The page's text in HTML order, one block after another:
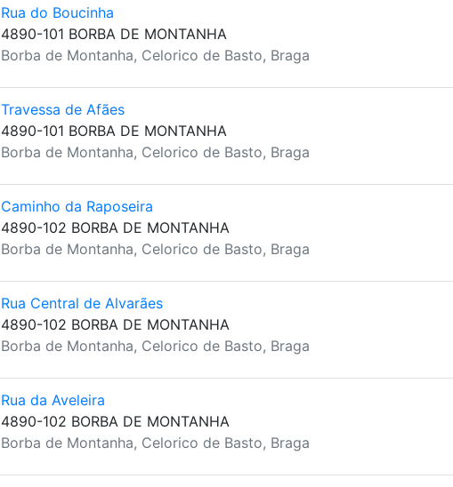
Rua do Boucinha
4890-101 BORBA DE MONTANHA
Borba de Montanha, Celorico de Basto, Braga
Travessa de Afães
4890-101 BORBA DE MONTANHA
Borba de Montanha, Celorico de Basto, Braga
Caminho da Raposeira
4890-102 BORBA DE MONTANHA
Borba de Montanha, Celorico de Basto, Braga
Rua Central de Alvarães
4890-102 BORBA DE MONTANHA
Borba de Montanha, Celorico de Basto, Braga
Rua da Aveleira
4890-102 BORBA DE MONTANHA
Borba de Montanha, Celorico de Basto, Braga